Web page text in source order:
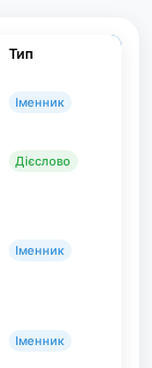
Тип
Іменник
Дієслово
Іменник
Іменник